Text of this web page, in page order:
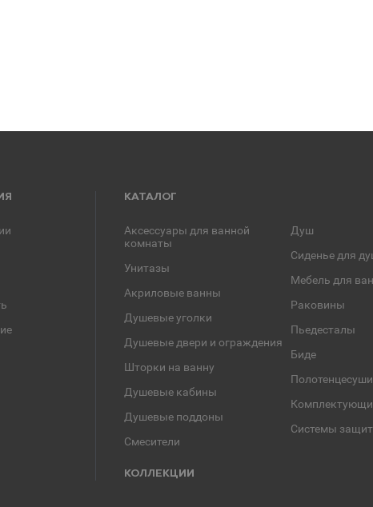
КАТАЛОГ
Аксессуары для ванной
комнаты
Унитазы
Акриловые ванны
Душевые уголки
Душевые двери и ограждения
Шторки на ванну
Душевые кабины
Душевые поддоны
Смесители
Душ
Сиденье для
Мебель для
Раковины
Пьедесталы
Биде
Системы
КОЛЛЕКЦИИ